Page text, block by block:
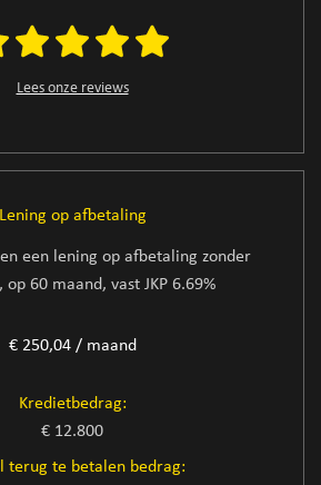
Lees onze reviews
Lening op afbetaling
een lening op afbetaling zonder
op 60 maand, vast JKP 6.69%
€ 250,04 / maand
Kredietbedrag:
€ 12.800
terug te betalen bedrag: